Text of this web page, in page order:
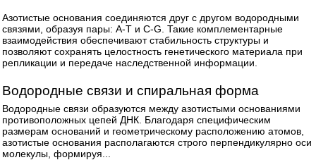
Азотистые основания соединяются друг с другом водородными
связями, образуя пары: A-T и C-G. Такие комплементарные
взаимодействия обеспечивают стабильность структуры и
позволяют сохранять целостность генетического материала при
репликации и передаче наследственной информации.
Водородные связи и спиральная форма
Водородные связи образуются между азотистыми основаниями
противоположных цепей ДНК. Благодаря специфическим
размерам оснований и геометрическому расположению атомов,
азотистые основания располагаются строго перпендикулярно оси
молекулы, формируя...